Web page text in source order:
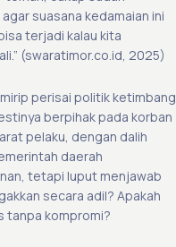
suasana kedamaian ini
terjadi kalau kita
(swaratimor.co.id, 2025)
perisai politik ketimbang
berpihak pada korban
pelaku, dengan dalih
daerah
tetapi luput menjawab
secara adil? Apakah
tanpa kompromi?